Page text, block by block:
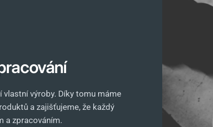
vlastní výroby. Díky tomu máme
a zajišťujeme, že každý
a zpracováním.